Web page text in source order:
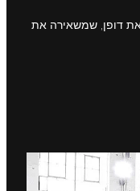
דופן, שמשאירה את